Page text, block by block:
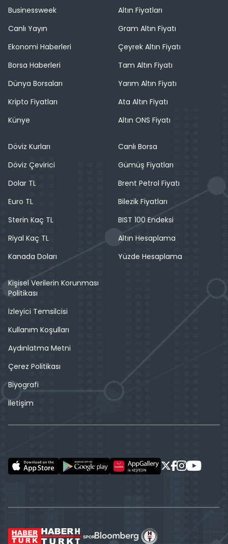
Businessweek
Canlı Yayın
Ekonomi Haberleri
Borsa Haberleri
Dünya Borsaları
Kripto Fiyatları
Künye
Altın Fiyatları
Gram Altın Fiyatı
Çeyrek Altın Fiyatı
Tam Altın Fiyatı
Yarım Altın Fiyatı
Ata Altın Fiyatı
Altın ONS Fiyatı
Döviz Kurları
Döviz Çevirici
Dolar TL
Euro TL
Sterin Kaç TL
Riyal Kaç TL
Kanada Doları
Canlı Borsa
Gümüş Fiyatları
Brent Petrol Fiyatı
Bilezik Fiyatları
BIST 100 Endeksi
Altın Hesaplama
Yüzde Hesaplama
Kişisel Verilerin Korunması
Politikası
İzleyici Temsilcisi
Kullanım Koşulları
Aydınlatma Metni
Çerez Politikası
Biyografi
İletişim